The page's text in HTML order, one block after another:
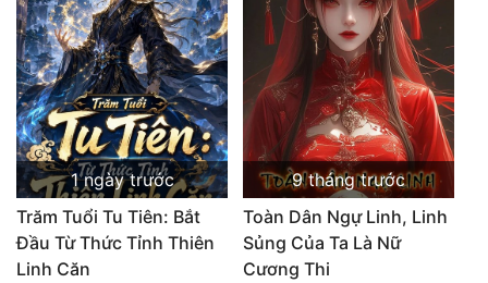
1 ngày trước
Trăm Tuổi Tu Tiên: Bắt
Đầu Từ Thức Tỉnh Thiên
Linh Căn
9 tháng trước
Toàn Dân Ngự Linh, Linh
Sủng Của Ta Là Nữ
Cương Thi